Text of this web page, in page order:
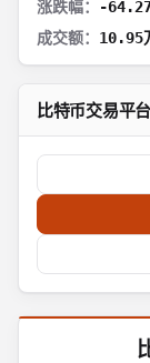
涨跌幅： -
成交额： 10.95
比特币交易平